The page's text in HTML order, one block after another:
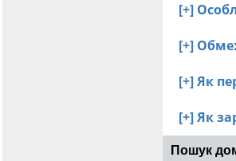
[+]
[+]
[+] Як
[+] Як
Пошук